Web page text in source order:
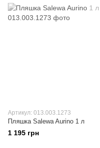
Артикул: 013.003.1273
Пляшка Salewa Aurino 1 л
1 195 грн